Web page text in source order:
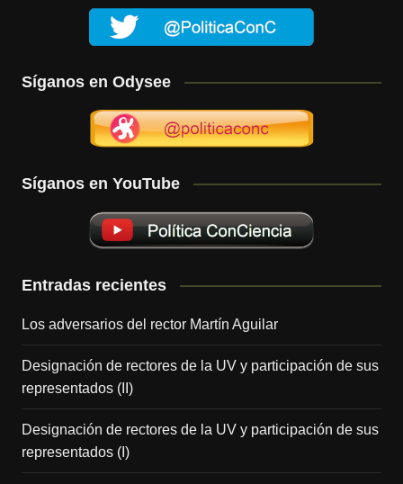
Síganos en Odysee
Síganos en YouTube
Entradas recientes
Los adversarios del rector Martín Aguilar
Designación de rectores de la UV y participación de sus
representados (II)
Designación de rectores de la UV y participación de sus
representados (I)